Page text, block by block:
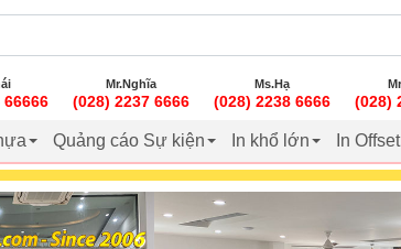
66666
Mr.Nghĩa
(028) 2237 6666
Ms.Hạ
(028) 2238 6666 (028)
Quảng cáo Sự kiện In khổ lớn In